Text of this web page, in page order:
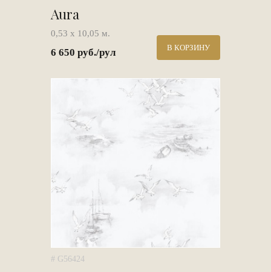
Aura
0,53 х 10,05 м.
6 650 руб./рул В КОРЗИНУ
# G56424